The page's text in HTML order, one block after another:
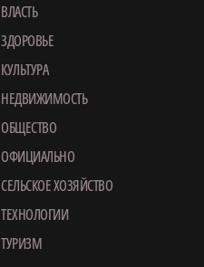
ВЛАСТЬ
ЗДОРОВЬЕ
КУЛЬТУРА
НЕДВИЖИМОСТЬ
ОБЩЕСТВО
ОФИЦИАЛЬНО
СЕЛЬСКОЕ ХОЗЯЙСТВО
ТЕХНОЛОГИИ
ТУРИЗМ